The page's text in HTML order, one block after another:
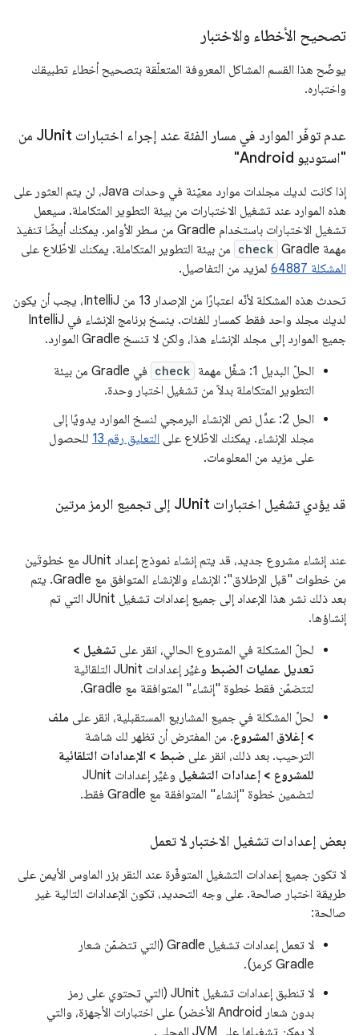
تصحيح الأخطاء والاختبار
يوضّح هذا القسم المشاكل المعروفة المتعلّقة بتصحيح أخطاء تطبيقك
واختباره.
عدم توفّر الموارد في مسار الفئة عند إجراء اختبارات JUnit من
"استوديو Android"
إذا كانت لديك مجلدات موارد معيّنة في وحدات Java، لن يتم العثور على
هذه الموارد عند تشغيل الاختبارات من بيئة التطوير المتكاملة. سيعمل
تشغيل الاختبارات باستخدام Gradle من سطر الأوامر. يمكنك أيضًا تنفيذ
مهمة Gradle
check من بيئة التطوير المتكاملة. يمكنك الاطّلاع على
المشكلة 64887
لمزيد من التفاصيل.
تحدث هذه المشكلة لأنّه اعتبارًا من الإصدار 13 من IntelliJ، يجب أن يكون
لديك مجلد واحد فقط كمسار للفئات. ينسخ برنامج الإنشاء في IntelliJ
جميع الموارد إلى مجلد الإنشاء هذا، ولكن لا تنسخ Gradle الموارد.
الحلّ البديل 1: شغِّل مهمة
check
في Gradle من بيئة
التطوير المتكاملة بدلاً من تشغيل اختبار وحدة.
الحل 2: عدِّل نص الإنشاء البرمجي لنسخ الموارد يدويًا إلى
مجلد الإنشاء. يمكنك الاطّلاع على التعليق رقم 13
للحصول
على مزيد من المعلومات.
قد يؤدي تشغيل اختبارات JUnit إلى تجميع الرمز مرتين
عند إنشاء مشروع جديد، قد يتم إنشاء نموذج إعداد JUnit مع خطوتَين
من خطوات "قبل الإطلاق": الإنشاء والإنشاء المتوافق مع Gradle. يتم
بعد ذلك نشر هذا الإعداد إلى جميع إعدادات تشغيل JUnit التي تم
إنشاؤها.
لحلّ المشكلة في المشروع الحالي، انقر على تشغيل >
تعديل عمليات الضبط
وغيِّر إعدادات JUnit التلقائية
لتتضمّن فقط خطوة "إنشاء" المتوافقة مع Gradle.
لحلّ المشكلة في جميع المشاريع المستقبلية، انقر على ملف
> إغلاق المشروع. من المفترض أن تظهر لك شاشة
الترحيب. بعد ذلك، انقر على ضبط > الإعدادات التلقائية
للمشروع > إعدادات التشغيل
وغيِّر إعدادات JUnit
لتضمين خطوة "إنشاء" المتوافقة مع Gradle فقط.
بعض إعدادات تشغيل الاختبار لا تعمل
لا تكون جميع إعدادات التشغيل المتوفّرة عند النقر بزر الماوس الأيمن على
طريقة اختبار صالحة. على وجه التحديد، تكون الإعدادات التالية غير
صالحة:
لا تعمل إعدادات تشغيل Gradle (التي تتضمّن شعار
Gradle كرمز).
لا تنطبق إعدادات تشغيل JUnit (التي تحتوي على رمز
بدون شعار Android الأخضر) على اختبارات الأجهزة، والتي
لا يمكن تشغيلها على JVM المحلي.